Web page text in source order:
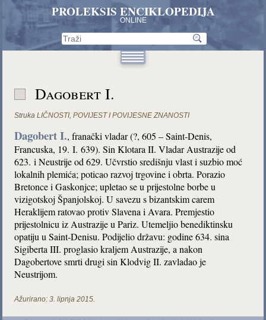
PROLEKSIS ENCIKLOPEDIJA
ONLINE
Dagobert I.
Struka LIČNOSTI,POVIJEST I POVIJESNE ZNANOSTI
Dagobert I., franački vladar (?, 605 – Saint-Denis,
Francuska, 19. I. 639). Sin Klotara II. Vladar Austrazije od
623. i Neustrije od 629. Učvrstio središnju vlast i suzbio moć
lokalnih plemića; poticao razvoj trgovine i obrta. Porazio
Bretonce i Gaskonjce; upletao se u prijestolne borbe u
vizigotskoj Španjolskoj. U savezu s bizantskim carem
Heraklijem ratovao protiv Slavena i Avara. Premjestio
prijestolnicu iz Austrazije u Pariz. Utemeljio benediktinsku
opatiju u Saint-Denisu. Podijelio državu: godine 634. sina
Sigiberta III. proglasio kraljem Austrazije, a nakon
Dagobertove smrti drugi sin Klodvig II. zavladao je
Neustrijom.
Ažurirano: 3. lipnja 2015.